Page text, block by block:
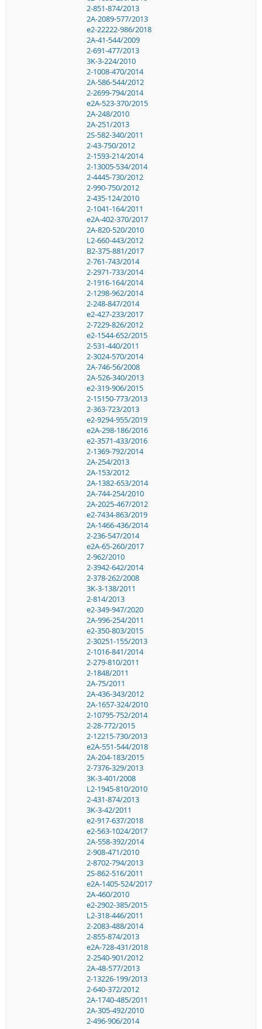
2-851-874/2013
2A-2089-577/2013
e2-22222-986/2018
2A-41-544/2009
2-691-477/2013
3K-3-224/2010
2-1008-470/2014
2A-586-544/2012
2-2699-794/2014
e2A-523-370/2015
2A-248/2010
2A-251/2013
2S-582-340/2011
2-43-750/2012
2-1593-214/2014
2-13005-534/2014
2-4445-730/2012
2-990-750/2012
2-435-124/2010
2-1041-164/2011
e2A-402-370/2017
2A-820-520/2010
L2-660-443/2012
B2-375-881/2017
2-761-743/2014
2-2971-733/2014
2-1916-164/2014
2-1298-962/2014
2-248-847/2014
e2-427-233/2017
2-7229-826/2012
e2-1544-652/2015
2-531-440/2011
2-3024-570/2014
2A-746-56/2008
2A-526-340/2013
e2-319-906/2015
2-15150-773/2013
2-363-723/2013
e2-9294-955/2019
e2A-298-186/2016
e2-3571-433/2016
2-1369-792/2014
2A-254/2013
2A-153/2012
2A-1382-653/2014
2A-744-254/2010
2A-2025-467/2012
e2-7434-863/2019
2A-1466-436/2014
2-236-547/2014
e2A-65-260/2017
2-962/2010
2-3942-642/2014
2-378-262/2008
3K-3-138/2011
2-814/2013
e2-349-947/2020
2A-996-254/2011
e2-350-803/2015
2-30251-155/2013
2-1016-841/2014
2-279-810/2011
2-1848/2011
2A-75/2011
2A-436-343/2012
2A-1657-324/2010
2-10795-752/2014
2-28-772/2015
2-12215-730/2013
e2A-551-544/2018
2A-204-183/2015
2-7376-329/2013
3K-3-401/2008
L2-1945-810/2010
2-431-874/2013
3K-3-42/2011
e2-917-637/2018
e2-563-1024/2017
2A-558-392/2014
2-908-471/2010
2-8702-794/2013
2S-862-516/2011
e2A-1405-524/2017
2A-460/2010
e2-2902-385/2015
L2-318-446/2011
2-2083-488/2014
2-855-874/2013
e2A-728-431/2018
2-2540-901/2012
2A-48-577/2013
2-13226-199/2013
2-640-372/2012
2A-1740-485/2011
2A-305-492/2010
2-496-906/2014